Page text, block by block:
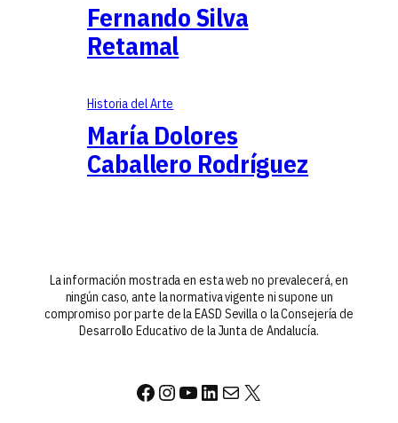
Fernando Silva
Retamal
Historia del Arte
María Dolores
Caballero Rodríguez
La información mostrada en esta web no prevalecerá, en
ningún caso, ante la normativa vigente ni supone un
compromiso por parte de la EASD Sevilla o la Consejería de
Desarrollo Educativo de la Junta de Andalucía.
Facebook
Instagram
YouTube
LinkedIn
Correo electrónico
X